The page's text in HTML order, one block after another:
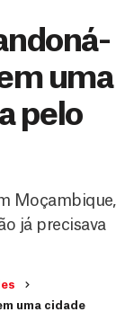
uma
pelo
Moçambique,
já precisava
uma cidade